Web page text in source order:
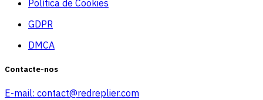
Política de Cookies
GDPR
DMCA
Contacte-nos
E-mail: contact@redreplier.com